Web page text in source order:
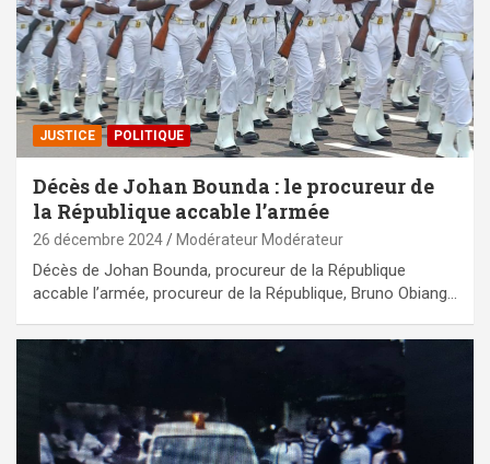
JUSTICE POLITIQUE
Décès de Johan Bounda : le procureur de
la République accable l’armée
26 décembre 2024 Modérateur Modérateur
Décès de Johan Bounda, procureur de la République
accable l’armée, procureur de la République, Bruno Obiang…